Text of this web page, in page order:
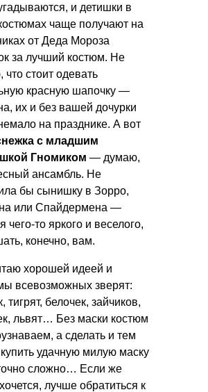
и детишки в
чаще получают на
от Деда Мороза
за лучший костюм. Не
что стоит одевать
красную шапочку —
их и без вашей дочурки
на празднике. А вот
с младшим
Гномиком — думаю,
ансамбль. Не
бы сынишку в Зорро,
или Спайдермена —
чего-то яркого и веселого,
конечно, вам.
хорошей идеей и
всевозможных зверят:
белочек, зайчиков,
львят… Без маски костюм
а сделать и тем
удачную милую маску
сложно… Если же
лучше обратиться к